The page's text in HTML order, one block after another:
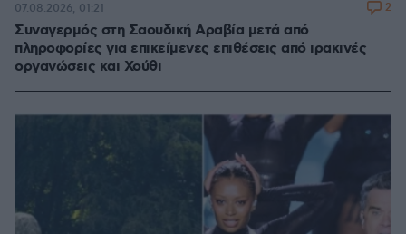
Συναγερμός στη Σαουδική Αραβία μετά από
πληροφορίες για επικείμενες επιθέσεις από ιρακινές
οργανώσεις και Χούθι
07.08.2026, 01:21 2